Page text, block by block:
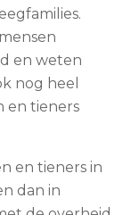
en weten
nog heel
en tieners
en tieners in
dan in